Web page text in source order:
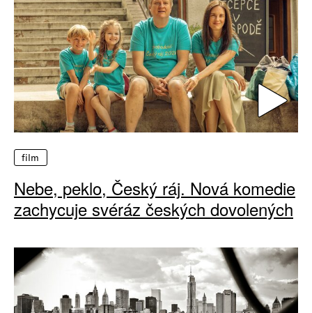
film
Nebe, peklo, Český ráj. Nová komedie
zachycuje svéráz českých dovolených